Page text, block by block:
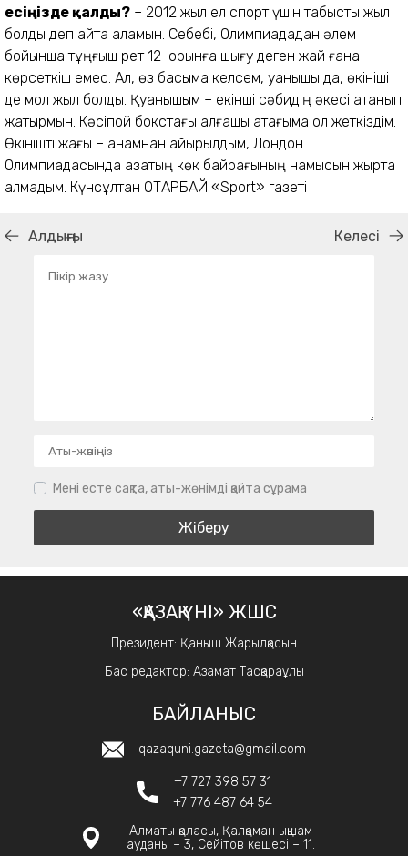
есіңізде қалды? – 2012 жыл ел спорт үшін табысты жыл
болды деп айта аламын. Себебі, Олимпиададан әлем
бойынша тұңғыш рет 12-орынға шығу деген жай ғана
көрсеткіш емес. Ал, өз басыма келсем, қуанышы да, өкініші
де мол жыл болды. Қуанышым – екінші сәбидің әкесі атанып
жатырмын. Кәсіпқой бокстағы алғашқы атағыма қол жеткіздім.
Өкінішті жағы – анамнан айырылдым, Лондон
Олимпиадасында қазақтың көк байрағының намысын жырта
алмадым. Күнсұлтан ОТАРБАЙ «Sport» газеті
Алдыңғы Келесі
Мені есте сақта, аты-жөнімді қайта сұрама
«ҚАЗАҚ ҮНІ» ЖШС
Президент: Қаныш Жарылқасын
Бас редактор: Азамат Тасқараұлы
БАЙЛАНЫС
qazaquni.gazeta@gmail.com
+7 727 398 57 31
+7 776 487 64 54
Алматы қаласы, Қалқаман ықшам
ауданы – 3, Сейітов көшесі – 11.